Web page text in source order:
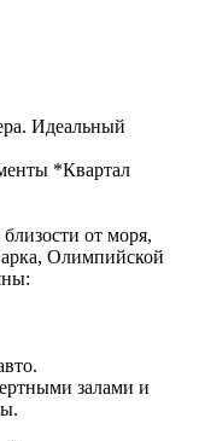
Идеальный
*Квартал
от моря,
Олимпийской
залами и